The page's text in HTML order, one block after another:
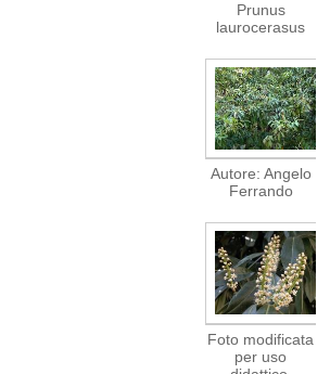
Prunus
laurocerasus
Autore: Angelo
Ferrando
Foto modificata
per uso